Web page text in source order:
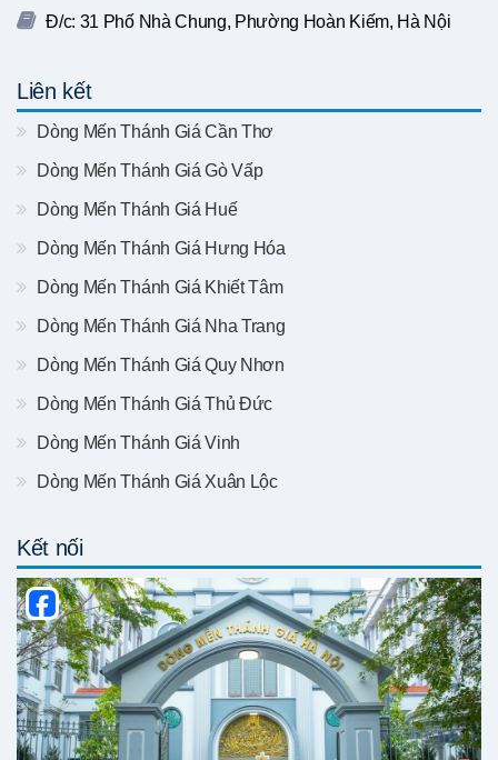
Đ/c: 31 Phố Nhà Chung, Phường Hoàn Kiếm, Hà Nội
Liên kết
Dòng Mến Thánh Giá Cần Thơ
Dòng Mến Thánh Giá Gò Vấp
Dòng Mến Thánh Giá Huế
Dòng Mến Thánh Giá Hưng Hóa
Dòng Mến Thánh Giá Khiết Tâm
Dòng Mến Thánh Giá Nha Trang
Dòng Mến Thánh Giá Quy Nhơn
Dòng Mến Thánh Giá Thủ Đức
Dòng Mến Thánh Giá Vinh
Dòng Mến Thánh Giá Xuân Lộc
Kết nối